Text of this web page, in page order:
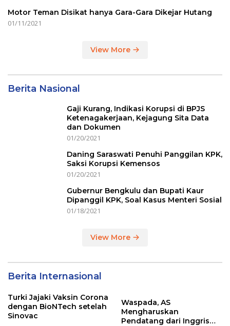
Motor Teman Disikat hanya Gara-Gara Dikejar Hutang
01/11/2021
View More
Berita Nasional
Gaji Kurang, Indikasi Korupsi di BPJS
Ketenagakerjaan, Kejagung Sita Data
dan Dokumen
01/20/2021
Daning Saraswati Penuhi Panggilan KPK,
Saksi Korupsi Kemensos
01/20/2021
Gubernur Bengkulu dan Bupati Kaur
Dipanggil KPK, Soal Kasus Menteri Sosial
01/18/2021
View More
Berita Internasional
Turki Jajaki Vaksin Corona
dengan BioNTech setelah
Sinovac
Waspada, AS
Mengharuskan
Pendatang dari Inggris